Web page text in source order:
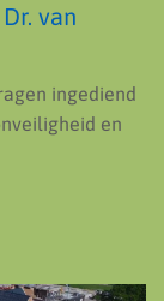
van
ingediend
en